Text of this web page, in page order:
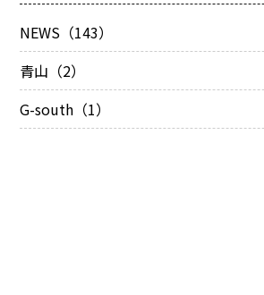
NEWS（143）
青山（2）
G-south（1）